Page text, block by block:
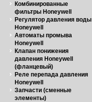
Комбинированные
фильтры Honeywell
Регулятор давления воды
Honeywell
Автоматы промыва
Honeywell
Клапан понижения
давления Honeywell
(фланцевый)
Реле перепада давления
Honeywell
Запчасти (сменные
элементы)